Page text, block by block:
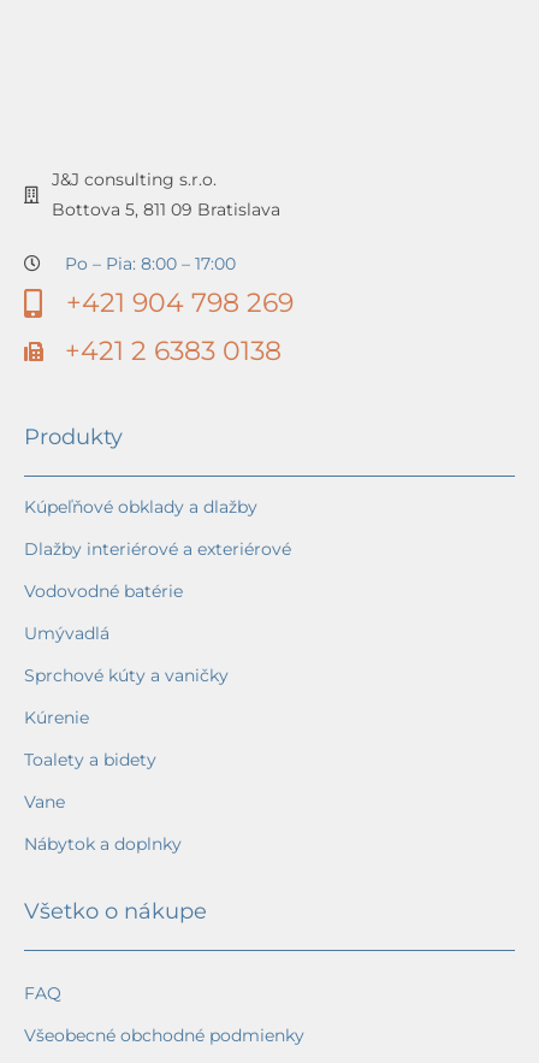
J&J consulting s.r.o.
Bottova 5, 811 09 Bratislava
Po – Pia: 8:00 – 17:00
+421 904 798 269
+421 2 6383 0138
Produkty
Kúpeľňové obklady a dlažby
Dlažby interiérové a exteriérové
Vodovodné batérie
Umývadlá
Sprchové kúty a vaničky
Kúrenie
Toalety a bidety
Vane
Nábytok a doplnky
Všetko o nákupe
FAQ
Všeobecné obchodné podmienky